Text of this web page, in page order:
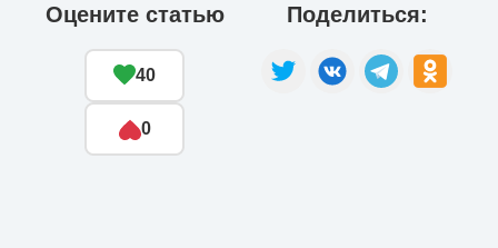
Оцените статью
40
0
Поделиться: